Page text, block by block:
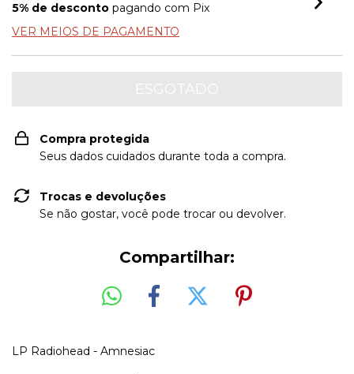
5% de desconto pagando com Pix
VER MEIOS DE PAGAMENTO
Compra protegida
Seus dados cuidados durante toda a compra.
Trocas e devoluções
Se não gostar, você pode trocar ou devolver.
Compartilhar:
LP Radiohead - Amnesiac